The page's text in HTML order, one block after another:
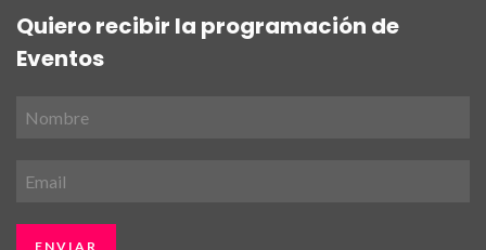
Quiero recibir la programación de
Eventos